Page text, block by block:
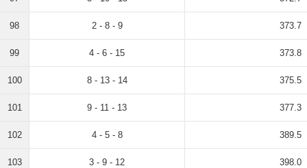
98 2 - 8 - 9 373.7
99 4 - 6 - 15 373.8
100 8 - 13 - 14 375.5
101 9 - 11 - 13 377.3
102 4 - 5 - 8 389.5
103 3 - 9 - 12 398.0